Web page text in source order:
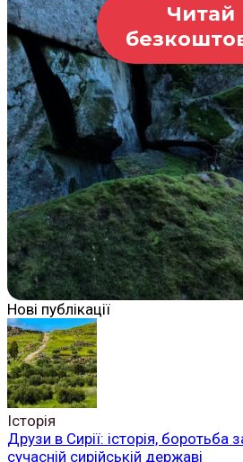
Читай
Нові публікації
Історія
Друзи в Сирії: історія, боротьба
сучасній сирійській державі